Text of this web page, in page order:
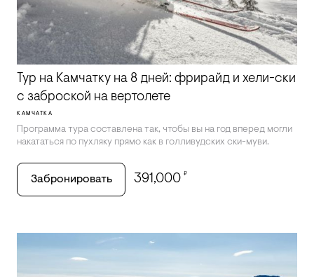
Тур на Камчатку на 8 дней: фрирайд и хели-ски
с заброской на вертолете
КАМЧАТКА
Программа тура составлена так, чтобы вы на год вперед могли
накататься по пухляку прямо как в голливудских ски-муви.
Забронировать 391,000 ₽